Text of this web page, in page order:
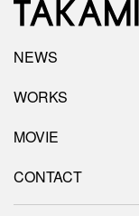
NEWS
WORKS
MOVIE
CONTACT